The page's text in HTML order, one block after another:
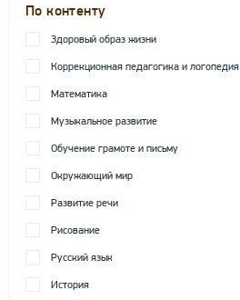
По контенту
Здоровый образ жизни
Коррекционная педагогика и логопедия
Математика
Музыкальное развитие
Обучение грамоте и письму
Окружающий мир
Развитие речи
Рисование
Русский язык
История